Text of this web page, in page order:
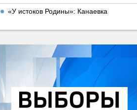
«У истоков Родины»: Канаевка